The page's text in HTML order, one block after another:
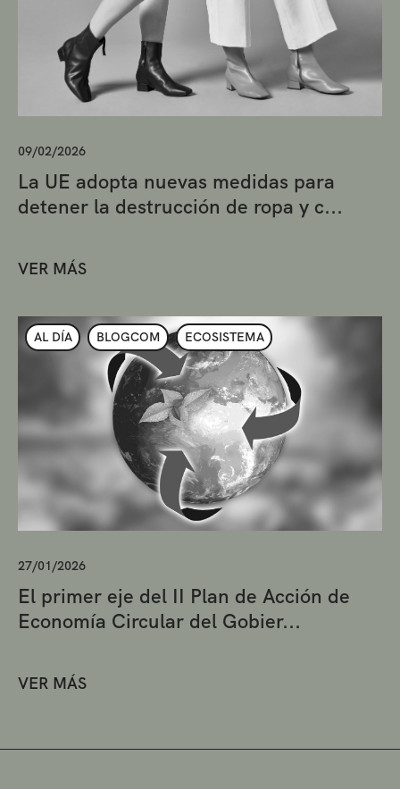
09/02/2026
La UE adopta nuevas medidas para
detener la destrucción de ropa y c...
VER MÁS
AL DÍA BLOGCOM ECOSISTEMA
27/01/2026
El primer eje del II Plan de Acción de
Economía Circular del Gobier...
VER MÁS